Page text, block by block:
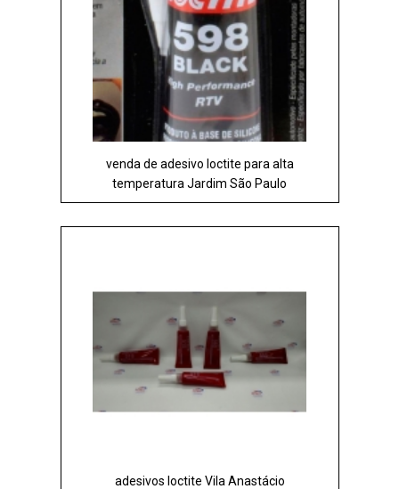
venda de adesivo loctite para alta
temperatura Jardim São Paulo
adesivos loctite Vila Anastácio